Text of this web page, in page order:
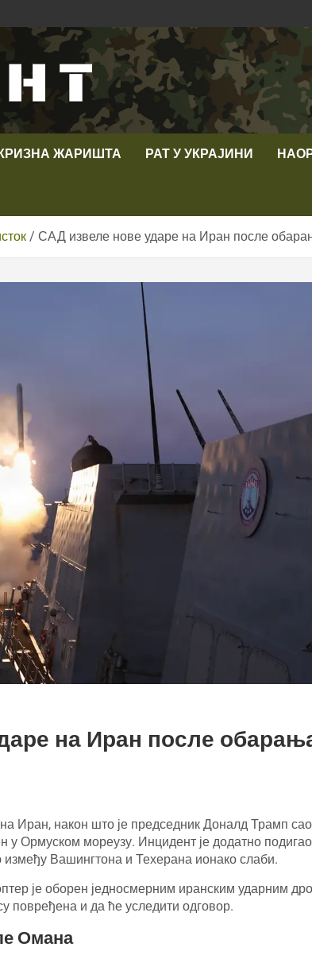
ЖАРИШТА РАТ У УКРАЈИНИ
САД извеле нове ударе на Иран после
на Иран после
Иран, након што је председник Доналд Трамп
у Ормуском мореузу. Инцидент је додатно подигао
између Вашингтона и Техерана ионако слаби.
је оборен једносмерним иранским ударним
повређена и да ће уследити одговор.
Омана